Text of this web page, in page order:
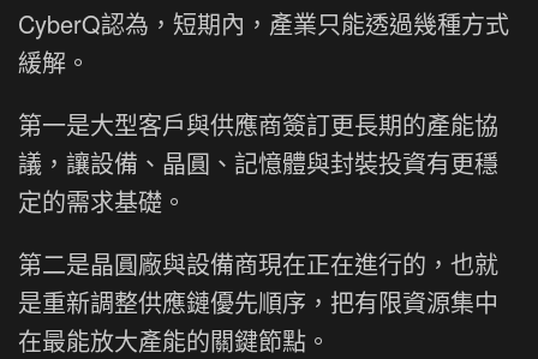
CyberQ認為，短期內，產業只能透過幾種方式
緩解。
第一是大型客戶與供應商簽訂更長期的產能協
議，讓設備、晶圓、記憶體與封裝投資有更穩
定的需求基礎。
第二是晶圓廠與設備商現在正在進行的，也就
是重新調整供應鏈優先順序，把有限資源集中
在最能放大產能的關鍵節點。